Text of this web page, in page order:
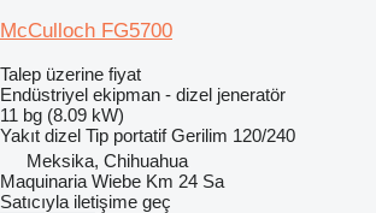
McCulloch FG5700
Talep üzerine fiyat
Endüstriyel ekipman - dizel jeneratör
11 bg (8.09 kW)
Yakıt dizel Tip portatif Gerilim 120/240
Meksika, Chihuahua
Maquinaria Wiebe Km 24 Sa
Satıcıyla iletişime geç